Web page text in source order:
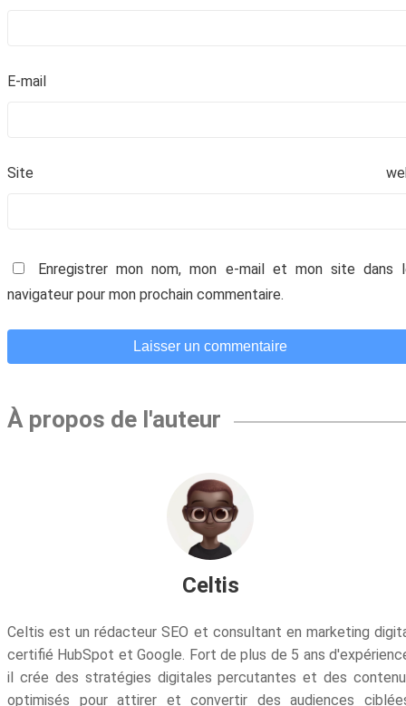
E-mail
Site
Enregistrer mon nom, mon e-mail et mon site dans
navigateur pour mon prochain commentaire.
À propos de l'auteur
Celtis
Celtis est un rédacteur SEO et consultant en marketing
certifié HubSpot et Google. Fort de plus de 5 ans
il crée des stratégies digitales percutantes et des
optimisés pour attirer et convertir des audiences